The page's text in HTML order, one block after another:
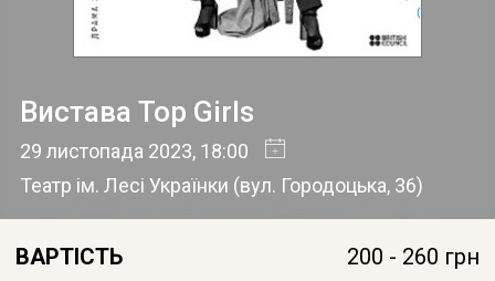
Вистава Top Girls
29 листопада 2023, 18:00
Театр ім. Лесі Українки (вул. Городоцька, 36)
ВАРТІСТЬ 200 - 260 грн